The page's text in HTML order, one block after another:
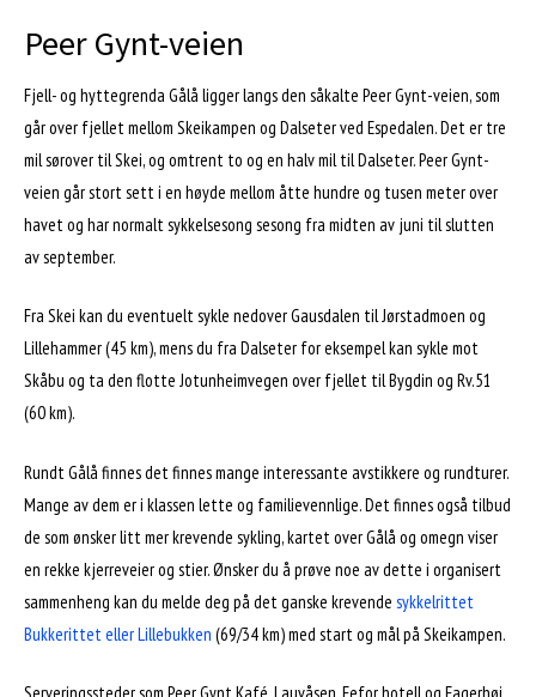
Peer Gynt-veien
Fjell- og hyttegrenda Gålå ligger langs den såkalte Peer Gynt-veien, som
går over fjellet mellom Skeikampen og Dalseter ved Espedalen. Det er tre
mil sørover til Skei, og omtrent to og en halv mil til Dalseter. Peer Gynt-
veien går stort sett i en høyde mellom åtte hundre og tusen meter over
havet og har normalt sykkelsesong sesong fra midten av juni til slutten
av september.
Fra Skei kan du eventuelt sykle nedover Gausdalen til Jørstadmoen og
Lillehammer (45 km), mens du fra Dalseter for eksempel kan sykle mot
Skåbu og ta den flotte Jotunheimvegen over fjellet til Bygdin og Rv.51
(60 km).
Rundt Gålå finnes det finnes mange interessante avstikkere og rundturer.
Mange av dem er i klassen lette og familievennlige. Det finnes også tilbud
de som ønsker litt mer krevende sykling, kartet over Gålå og omegn viser
en rekke kjerreveier og stier. Ønsker du å prøve noe av dette i organisert
sammenheng kan du melde deg på det ganske krevende sykkelrittet
Bukkerittet eller Lillebukken (69/34 km) med start og mål på Skeikampen.